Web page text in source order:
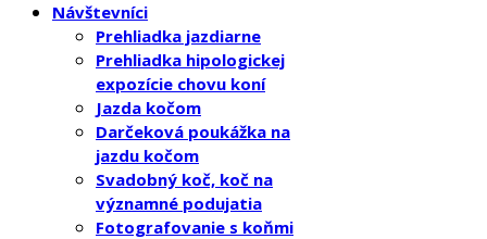
Návštevníci
Prehliadka jazdiarne
Prehliadka hipologickej
expozície chovu koní
Jazda kočom
Darčeková poukážka na
jazdu kočom
Svadobný koč, koč na
významné podujatia
Fotografovanie s koňmi